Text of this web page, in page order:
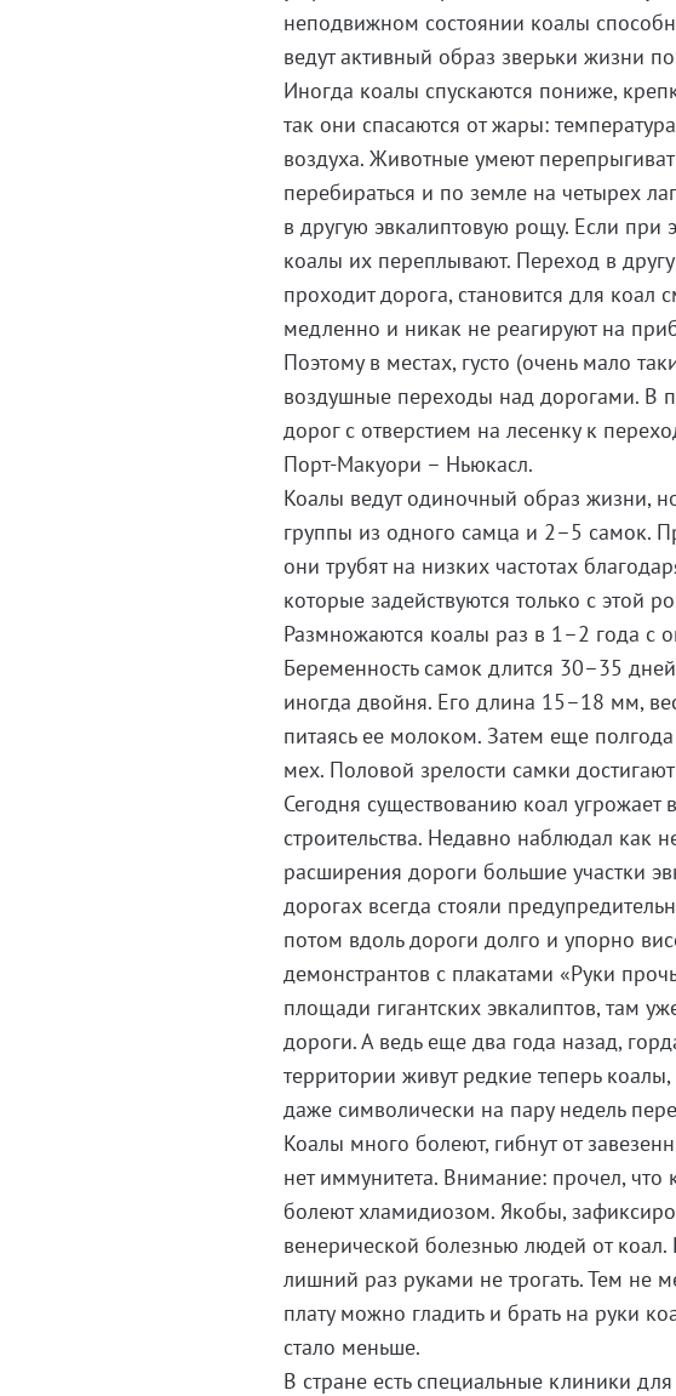
неподвижном состоянии коалы
ведут активный образ зверьки жизни
Иногда коалы спускаются пониже,
так они спасаются от жары:
воздуха. Животные умеют
перебираться и по земле на четырех
в другую эвкалиптовую рощу. Если при
коалы их переплывают. Переход в
проходит дорога, становится для
медленно и никак не реагируют на
Поэтому в местах, густо (очень мало
воздушные переходы над дорогами. В
дорог с отверстием на лесенку к
Порт-Макуори – Ньюкасл.
Коалы ведут одиночный образ жизни,
группы из одного самца и 2–5 самок.
они трубят на низких частотах
которые задействуются только с этой
Размножаются коалы раз в 1–2 года с
Беременность самок длится 30–35
иногда двойня. Его длина 15–18 мм,
питаясь ее молоком. Затем еще
мех. Половой зрелости самки
Сегодня существованию коал
строительства. Недавно наблюдал как
расширения дороги большие участки
дорогах всегда стояли
потом вдоль дороги долго и упорно
демонстрантов с плакатами «Руки
площади гигантских эвкалиптов, там
дороги. А ведь еще два года назад,
территории живут редкие теперь
даже символически на пару недель
Коалы много болеют, гибнут от
нет иммунитета. Внимание: прочел,
болеют хламидиозом. Якобы,
венерической болезнью людей от
лишний раз руками не трогать. Тем не
плату можно гладить и брать на руки
стало меньше.
В стране есть специальные клиники